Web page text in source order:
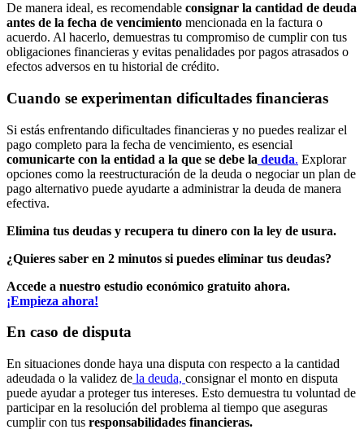
De manera ideal, es recomendable consignar la cantidad de deuda
antes de la fecha de vencimiento mencionada en la factura o
acuerdo. Al hacerlo, demuestras tu compromiso de cumplir con tus
obligaciones financieras y evitas penalidades por pagos atrasados ​​o
efectos adversos en tu historial de crédito.
Cuando se experimentan dificultades financieras
Si estás enfrentando dificultades financieras y no puedes realizar el
pago completo para la fecha de vencimiento, es esencial
comunicarte con la entidad a la que se debe la deuda. Explorar
opciones como la reestructuración de la deuda o negociar un plan de
pago alternativo puede ayudarte a administrar la deuda de manera
efectiva.
Elimina tus deudas y recupera tu dinero con la ley de usura.
¿Quieres saber en 2 minutos si puedes eliminar tus deudas?
Accede a nuestro estudio económico gratuito ahora.
¡Empieza ahora!
En caso de disputa
En situaciones donde haya una disputa con respecto a la cantidad
adeudada o la validez de la deuda, consignar el monto en disputa
puede ayudar a proteger tus intereses. Esto demuestra tu voluntad de
participar en la resolución del problema al tiempo que aseguras
cumplir con tus responsabilidades financieras.